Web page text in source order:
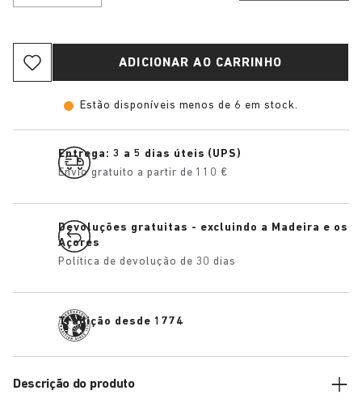
ADICIONAR AO CARRINHO
Estão disponíveis menos de 6 em stock.
Entrega: 3 a 5 dias úteis (UPS)
Envio gratuito a partir de 110 €
Devoluções gratuitas - excluindo a Madeira e os
Açores
Política de devolução de 30 dias
Tradição desde 1774
Descrição do produto